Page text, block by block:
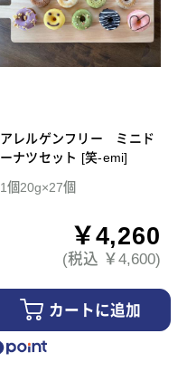
アレルゲンフリー ミニド
ーナツセット [笑-emi]
1個20g×27個
￥4,260
(税込 ￥4,600)
カートに追加